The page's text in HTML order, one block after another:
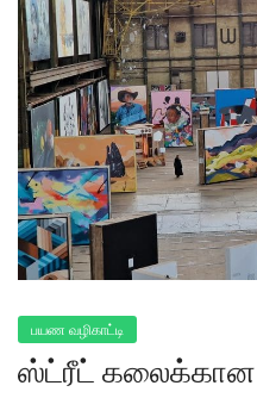
பயண வழிகாட்டி
ஸ்ட்ரீட் கலைக்கான